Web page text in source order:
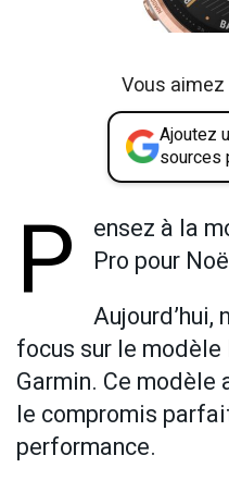
Vous
Ajoutez
sources
P
ensez à la
Pro pour
Aujourd’hui,
focus sur le modèle
Garmin. Ce modèle
le compromis
performance.